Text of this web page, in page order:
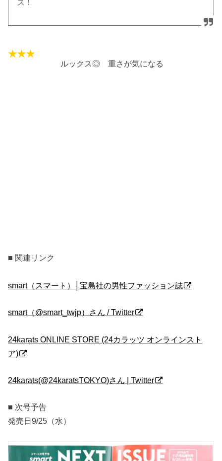
ズ！
ルックス◎ 重さが気になる
■ 関連リンク
smart（スマート）│宝島社の男性ファッション誌
smart（@smart_twjp）さん / Twitter
24karats ONLINE STORE (24カラッツ オンラインスト
ア)
24karats(@24karatsTOKYO)さん | Twitter
■ 次号予告
発売日9/25（水）